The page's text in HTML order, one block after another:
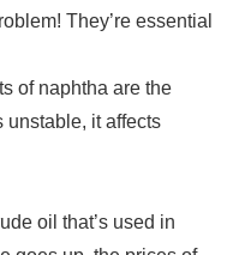
They’re essential
of naphtha are the
unstable, it affects
oil that’s used in